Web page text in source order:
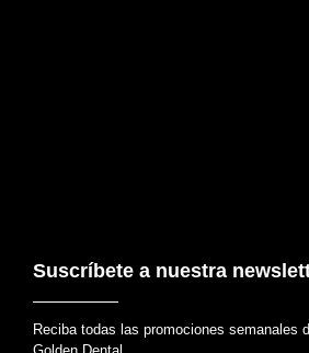
Suscríbete a nuestra
Reciba todas las promociones semanales